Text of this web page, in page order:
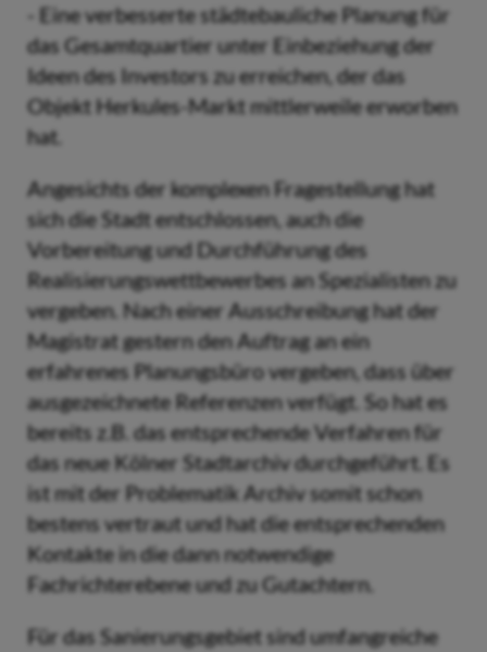
- Eine verbesserte städtebauliche Planung für
das Gesamtquartier unter Einbeziehung der
Ideen des Investors zu erreichen, der das
Objekt Herkules-Markt mittlerweile erworben
hat.
Angesichts der komplexen Fragestellung hat
sich die Stadt entschlossen, auch die
Vorbereitung und Durchführung des
Realisierungswettbewerbes an Spezialisten zu
vergeben. Nach einer Ausschreibung hat der
Magistrat gestern den Auftrag an ein
erfahrenes Planungsbüro vergeben, dass über
ausgezeichnete Referenzen verfügt. So hat es
bereits z.B. das entsprechende Verfahren für
das neue Kölner Stadtarchiv durchgeführt. Es
ist mit der Problematik Archiv somit schon
bestens vertraut und hat die entsprechenden
Kontakte in die dann notwendige
Fachrichterebene und zu Gutachtern.
Für das Sanierungsgebiet sind umfangreiche